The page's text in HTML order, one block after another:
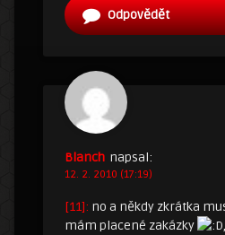
Odpovědět
Blanch napsal:
12. 2. 2010 (17:19)
[11]: no a někdy zkrátka
mám placené zakázky